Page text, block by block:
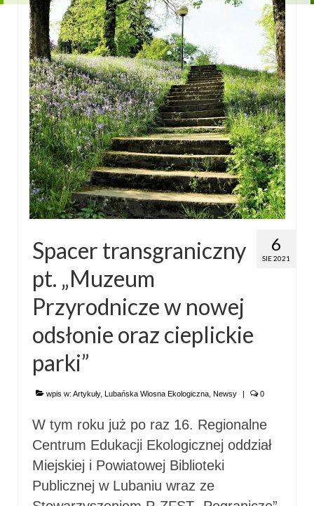
6
SIE 2021
Spacer transgraniczny
pt. „Muzeum
Przyrodnicze w nowej
odsłonie oraz cieplickie
parki”
wpis w: Artykuły, Lubańska Wiosna Ekologiczna Newsy | 0
W tym roku już po raz 16. Regionalne
Centrum Edukacji Ekologicznej oddział
Miejskiej i Powiatowej Biblioteki
Publicznej w Lubaniu wraz ze